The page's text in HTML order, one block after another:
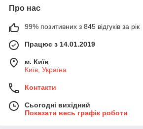
Про нас
99% позитивних з 845 відгуків за рік
Працює з 14.01.2019
м. Київ
Київ, Україна
Контакти
Сьогодні вихідний
Показати весь графік роботи